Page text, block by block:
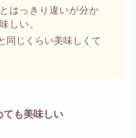
はっきり違いが分か
しい。
同じくらい美味しくて
も美味しい